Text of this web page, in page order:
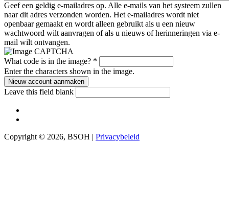
Geef een geldig e-mailadres op. Alle e-mails van het systeem zullen
naar dit adres verzonden worden. Het e-mailadres wordt niet
openbaar gemaakt en wordt alleen gebruikt als u een nieuw
wachtwoord wilt aanvragen of als u nieuws of herinneringen via e-
mail wilt ontvangen.
What code is in the image? *
Enter the characters shown in the image.
Leave this field blank
Copyright © 2026, BSOH | Privacybeleid